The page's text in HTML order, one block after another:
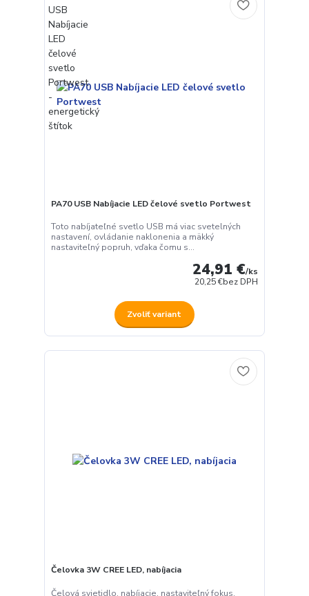
PA70 USB Nabíjacie LED čelové svetlo Portwest
Toto nabíjateľné svetlo USB má viac svetelných
nastavení, ovládanie naklonenia a mäkký
nastaviteľný popruh, vďaka čomu s...
24,91 €/ks
20,25 €bez DPH
Zvoliť variant
Čelovka 3W CREE LED, nabíjacia
Čelová svietidlo, nabíjacie, nastaviteľný fokus,